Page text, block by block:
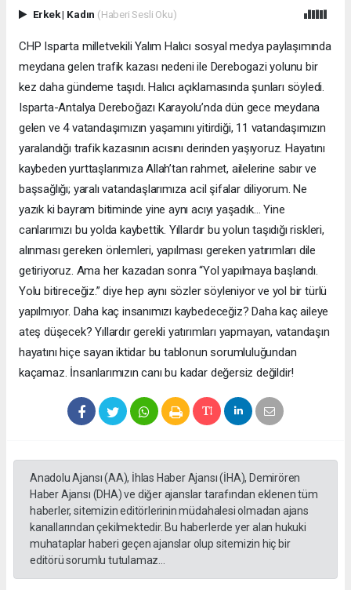
Erkek| Kadın (Haberi Sesli Oku)
CHP Isparta milletvekili Yalım Halıcı sosyal medya paylaşımında
meydana gelen trafik kazası nedeni ile Derebogazi yolunu bir
kez daha gündeme taşıdı. Halıcı açıklamasında şunları söyledi.
Isparta-Antalya Dereboğazı Karayolu’nda dün gece meydana
gelen ve 4 vatandaşımızın yaşamını yitirdiği, 11 vatandaşımızın
yaralandığı trafik kazasının acısını derinden yaşıyoruz. Hayatını
kaybeden yurttaşlarımıza Allah’tan rahmet, ailelerine sabır ve
başsağlığı; yaralı vatandaşlarımıza acil şifalar diliyorum. Ne
yazık ki bayram bitiminde yine aynı acıyı yaşadık… Yine
canlarımızı bu yolda kaybettik. Yıllardır bu yolun taşıdığı riskleri,
alınması gereken önlemleri, yapılması gereken yatırımları dile
getiriyoruz. Ama her kazadan sonra “Yol yapılmaya başlandı.
Yolu bitireceğiz.” diye hep aynı sözler söyleniyor ve yol bir türlü
yapılmıyor. Daha kaç insanımızı kaybedeceğiz? Daha kaç aileye
ateş düşecek? Yıllardır gerekli yatırımları yapmayan, vatandaşın
hayatını hiçe sayan iktidar bu tablonun sorumluluğundan
kaçamaz. İnsanlarımızın canı bu kadar değersiz değildir!
Anadolu Ajansı (AA), İhlas Haber Ajansı (İHA), Demirören
Haber Ajansı (DHA) ve diğer ajanslar tarafından eklenen tüm
haberler, sitemizin editörlerinin müdahalesi olmadan ajans
kanallarından çekilmektedir. Bu haberlerde yer alan hukuki
muhataplar haberi geçen ajanslar olup sitemizin hiç bir
editörü sorumlu tutulamaz...